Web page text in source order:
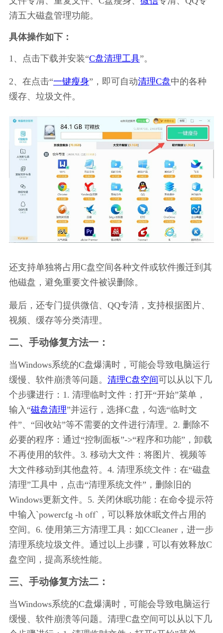
清五大磁盘管理功能。
具体操作如下：
1、点击下载并安装“C盘清理工具”。
2、在点击“一键瘦身”，即可自动清理C盘中的各种
缓存、垃圾文件。
还支持单独将占用C盘空间各种文件或软件搬迁到其
他磁盘，避免重要文件被误删除。
最后，还专门提供微信、QQ专清，支持根据图片、
视频、缓存等分类清理。
二、手动修复方法一：
当Windows系统的C盘爆满时，可能会导致电脑运行
缓慢、软件崩溃等问题。 清理C盘空间可以从以下几
个步骤进行：1. 清理临时文件：打开“开始”菜单，
输入“磁盘清理”并运行，选择C盘，勾选“临时文
件”、“回收站”等不需要的文件进行清理。2. 删除不
必要的程序：通过“控制面板”->“程序和功能”，卸载
不再使用的软件。3. 移动大文件：将图片、视频等
大文件移动到其他盘符。4. 清理系统文件：在“磁盘
清理”工具中，点击“清理系统文件”，删除旧的
Windows更新文件。5. 关闭休眠功能：在命令提示符
中输入`powercfg -h off`，可以释放休眠文件占用的
空间。6. 使用第三方清理工具：如CCleaner，进一步
清理系统垃圾文件。通过以上步骤，可以有效释放C
盘空间，提高系统性能。
三、手动修复方法二：
当Windows系统的C盘爆满时，可能会导致电脑运行
缓慢、软件崩溃等问题。清理C盘空间可以从以下几